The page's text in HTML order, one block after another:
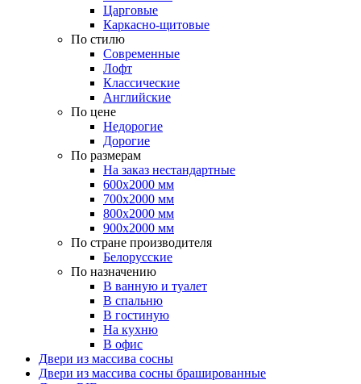
Царговые
Каркасно-щитовые
По стилю
Современные
Лофт
Классические
Английские
По цене
Недорогие
Дорогие
По размерам
На заказ нестандартные
600х2000 мм
700х2000 мм
800х2000 мм
900х2000 мм
По стране производителя
Белорусские
По назначению
В ванную и туалет
В спальню
В гостиную
На кухню
В офис
Двери из массива сосны
Двери из массива сосны брашированные